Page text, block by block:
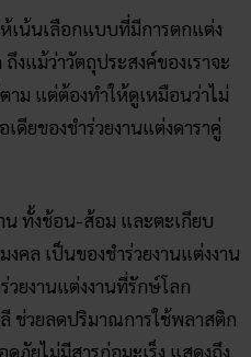
แม้ว่าวัตถุประสงค์ของเราจะ
าม แต่ต้องทำให้ดูเหมือนว่าไม่
ดียของชำร่วยงานแต่งดาราคู่
น ทั้งช้อน-ส้อม และตะเกียบ
ล เป็นของชำร่วยงานแต่งงาน
วยงานแต่งงานที่รักษ์โลก
ช่วยลดปริมาณการใช้พลาสติก
ภัยไม่มีสารก่อมะเร็ง แสดงถึง
ของทั้งคู่ที่มอบต่อแขกที่มาร่วม